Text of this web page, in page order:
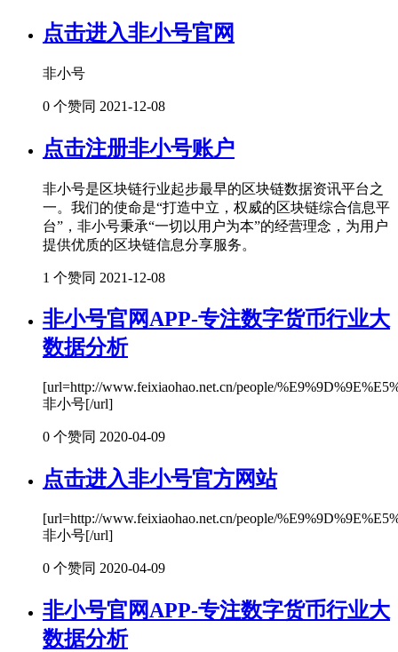
点击进入非小号官网
非小号
0 个赞同 2021-12-08
点击注册非小号账户
非小号是区块链行业起步最早的区块链数据资讯平台之
一。我们的使命是“打造中立，权威的区块链综合信息平
台”，非小号秉承“一切以用户为本”的经营理念，为用户
提供优质的区块链信息分享服务。
1 个赞同 2021-12-08
非小号官网APP-专注数字货币行业大
数据分析
[url=http://www.feixiaohao.net.cn/people/
非小号[/url]
0 个赞同 2020-04-09
点击进入非小号官方网站
[url=http://www.feixiaohao.net.cn/people/
非小号[/url]
0 个赞同 2020-04-09
非小号官网APP-专注数字货币行业大
数据分析